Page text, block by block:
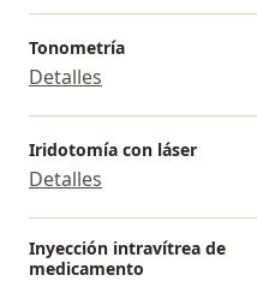
Tonometría
Detalles
Iridotomía con láser
Detalles
Inyección intravítrea de
medicamento